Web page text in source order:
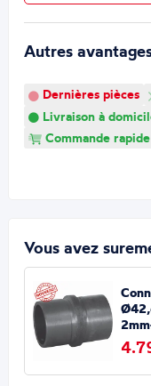
Autres
Dernières pièces
Livraison à
Commande
Vous avez